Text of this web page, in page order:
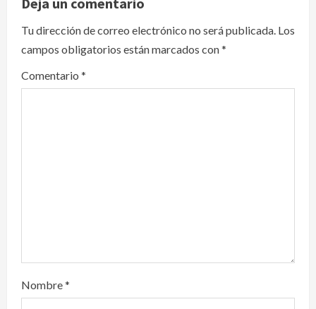
i
g
a
Tu dirección de correo electrónico no será publicada. Los
campos obligatorios están marcados con*
Comentario *
Nombre*